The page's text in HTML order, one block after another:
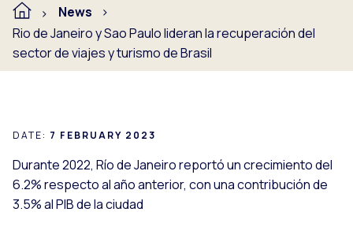
News
Rio de Janeiro y Sao Paulo lideran la recuperación del
sector de viajes y turismo de Brasil
DATE: 7 FEBRUARY 2023
Durante 2022, Río de Janeiro reportó un crecimiento del
6.2% respecto al año anterior, con una contribución de
3.5% al PIB de la ciudad